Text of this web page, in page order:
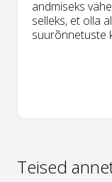
andmiseks
selleks, et olla
suurõnnetuste
Teised